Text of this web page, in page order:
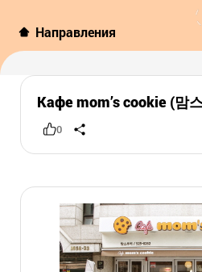
Направления
Кафе mom’s cookie (맘
0